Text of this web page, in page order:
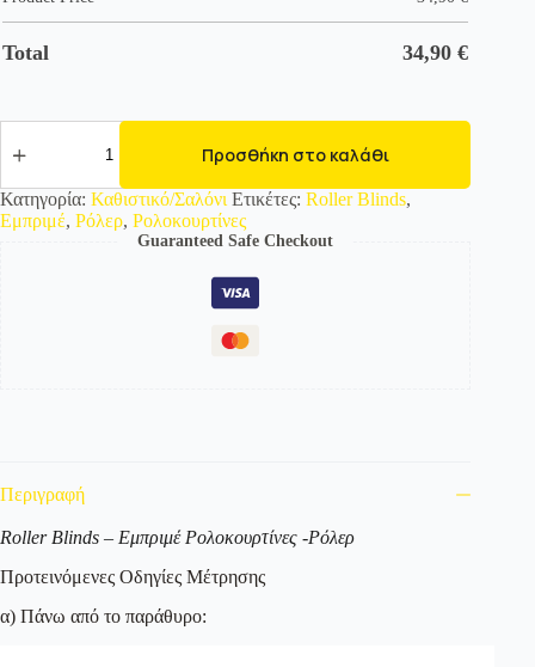
Total 34,90€
Εμπριμέ
-
Roller
με
Προσθήκη στο καλάθι
Κατηγορία: Καθιστικό/Σαλόνι Ετικέτες: Roller Blinds,
Εμπριμέ, Ρόλερ, Ρολοκουρτίνες
Guaranteed Safe Checkout
Περιγραφή
Roller Blinds – Εμπριμέ Ρολοκουρτίνες -Ρόλερ
Προτεινόμενες Οδηγίες Μέτρησης
α) Πάνω από το παράθυρο: